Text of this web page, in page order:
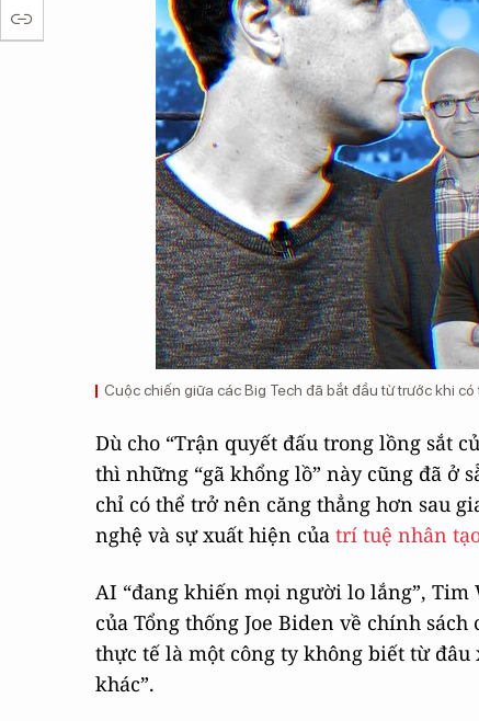
Cuộc chiến giữa các Big Tech đã bắt đầu từ trước khi
Dù cho “Trận quyết đấu trong lồng sắt
thì những “gã khổng lồ” này cũng đã ở
chỉ có thể trở nên căng thẳng hơn sau
nghệ và sự xuất hiện của trí tuệ nhân
AI “đang khiến mọi người lo lắng”,
của Tổng thống Joe Biden về chính
thực tế là một công ty không biết từ
khác”.